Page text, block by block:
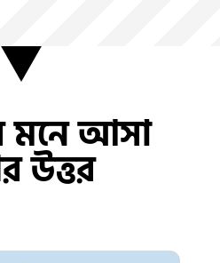
আসা
উত্তর